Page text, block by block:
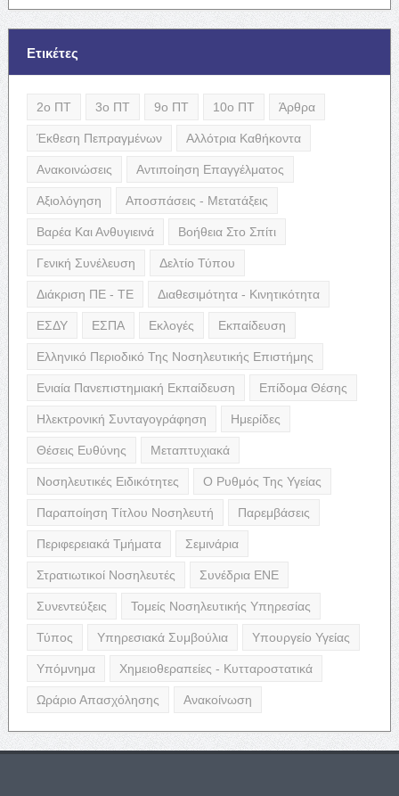
Ετικέτες
2ο ΠΤ 3ο ΠΤ 9ο ΠΤ 10ο ΠΤ Άρθρα
Έκθεση Πεπραγμένων Αλλότρια Καθήκοντα
Ανακοινώσεις Αντιποίηση Επαγγέλματος
Αξιολόγηση Αποσπάσεις - Μετατάξεις
Βαρέα Και Ανθυγιεινά Βοήθεια Στο Σπίτι
Γενική Συνέλευση Δελτίο Τύπου
Διάκριση ΠΕ - ΤΕ Διαθεσιμότητα - Κινητικότητα
ΕΣΔΥ ΕΣΠΑ Εκλογές Εκπαίδευση
Ελληνικό Περιοδικό Της Νοσηλευτικής Επιστήμης
Ενιαία Πανεπιστημιακή Εκπαίδευση Επίδομα Θέσης
Ηλεκτρονική Συνταγογράφηση Ημερίδες
Θέσεις Ευθύνης Μεταπτυχιακά
Νοσηλευτικές Ειδικότητες Ο Ρυθμός Της Υγείας
Παραποίηση Τίτλου Νοσηλευτή Παρεμβάσεις
Περιφερειακά Τμήματα Σεμινάρια
Στρατιωτικοί Νοσηλευτές Συνέδρια ΕΝΕ
Συνεντεύξεις Τομείς Νοσηλευτικής Υπηρεσίας
Τύπος Υπηρεσιακά Συμβούλια Υπουργείο Υγείας
Υπόμνημα Χημειοθεραπείες - Κυτταροστατικά
Ωράριο Απασχόλησης Ανακοίνωση